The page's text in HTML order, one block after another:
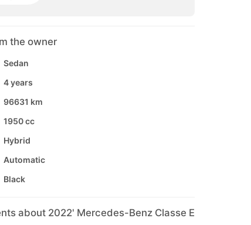
the owner
Sedan
4 years
96631 km
1950 cc
Hybrid
Automatic
Black
about 2022' Mercedes-Benz Classe E